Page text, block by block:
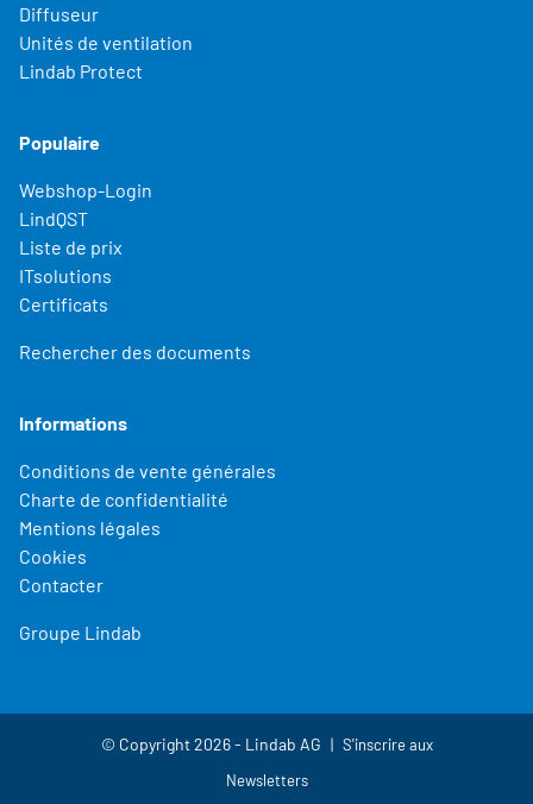
Diffuseur
Unités de ventilation
Lindab Protect
Populaire
Webshop-Login
LindQST
Liste de prix
ITsolutions
Certificats
Rechercher des documents
Informations
Conditions de vente générales
Charte de confidentialité
Mentions légales
Cookies
Contacter
Groupe Lindab
© Copyright 2026 - Lindab AG
S'inscrire aux
Newsletters